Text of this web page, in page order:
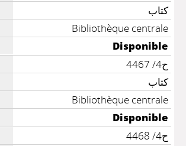
كتاب
Bibliothèque centrale
Disponible
ح4/ 4467
كتاب
Bibliothèque centrale
Disponible
ح4/ 4468